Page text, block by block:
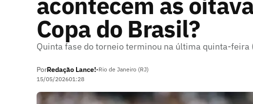
Copa do Brasil?
Quinta fase do torneio terminou na última quinta-feira
PorRedação Lance!•Rio de Janeiro (RJ)
15/05/202601:28